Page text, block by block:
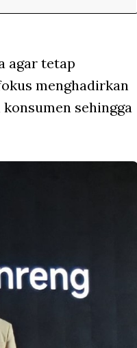
agar tetap
menghadirkan
sehingga